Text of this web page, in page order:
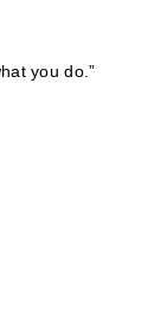
you do.”